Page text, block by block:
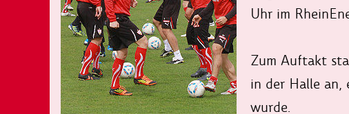
Uhr im
Zum Auftakt
in der Halle an,
wurde.